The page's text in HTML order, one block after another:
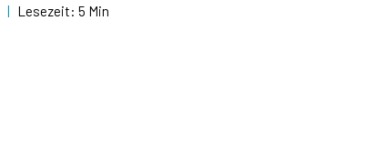
| Lesezeit: 5 Min